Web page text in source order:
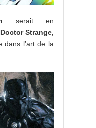
serait en
Doctor Strange,
dans l’art de la